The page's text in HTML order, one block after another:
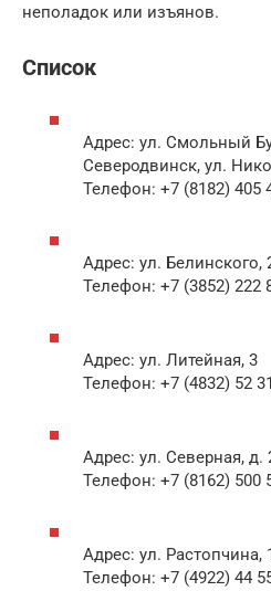
неполадок или изъянов.
Список
Адрес: ул. Смольный
Северодвинск, ул.
Телефон: +7 (8182) 405
Адрес: ул.
Телефон: +7 (3852) 222
Адрес: ул. Литейная, 3
Телефон: +7 (4832) 52
Адрес: ул. Северная, д.
Телефон: +7 (8162) 500
Адрес: ул. Растопчина,
Телефон: +7 (4922) 44